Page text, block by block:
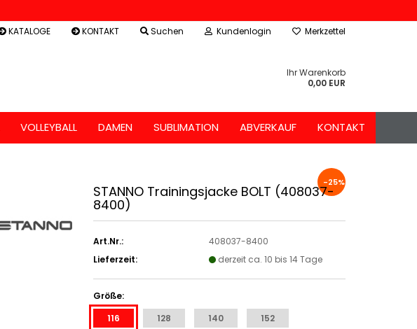
KATALOGE KONTAKT Suchen Kundenlogin
Merkzettel
Ihr Warenkorb
0,00 EUR
VOLLEYBALL DAMEN SUBLIMATION ABVERKAUF KONTAKT
-25%
STANNO Trainingsjacke BOLT (408037-
8400)
Art.Nr.:
408037-8400
Lieferzeit:
derzeit ca. 10 bis 14 Tage
Größe:
116
128 140 152